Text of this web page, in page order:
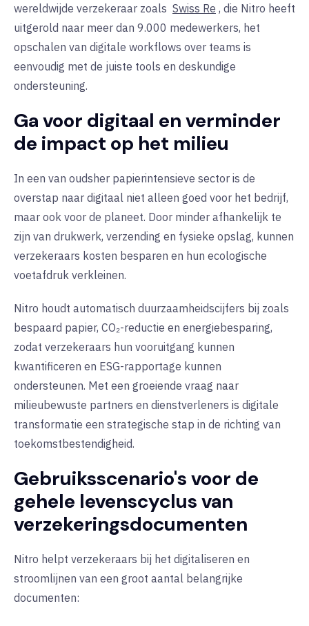
wereldwijde verzekeraar zoals Swiss Re , die Nitro heeft
uitgerold naar meer dan 9.000 medewerkers, het
opschalen van digitale workflows over teams is
eenvoudig met de juiste tools en deskundige
ondersteuning.
Ga voor digitaal en verminder
de impact op het milieu
In een van oudsher papierintensieve sector is de
overstap naar digitaal niet alleen goed voor het bedrijf,
maar ook voor de planeet. Door minder afhankelijk te
zijn van drukwerk, verzending en fysieke opslag, kunnen
verzekeraars kosten besparen en hun ecologische
voetafdruk verkleinen.
Nitro houdt automatisch duurzaamheidscijfers bij zoals
bespaard papier, CO₂-reductie en energiebesparing,
zodat verzekeraars hun vooruitgang kunnen
kwantificeren en ESG-rapportage kunnen
ondersteunen. Met een groeiende vraag naar
milieubewuste partners en dienstverleners is digitale
transformatie een strategische stap in de richting van
toekomstbestendigheid.
Gebruiksscenario's voor de
gehele levenscyclus van
verzekeringsdocumenten
Nitro helpt verzekeraars bij het digitaliseren en
stroomlijnen van een groot aantal belangrijke
documenten: